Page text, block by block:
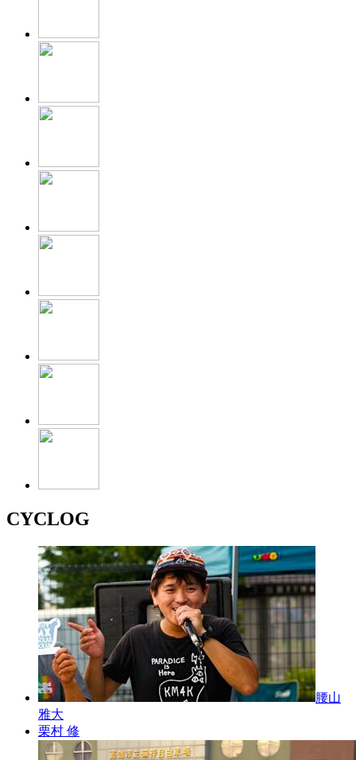
CYCLOG
腰山
雅大
栗村 修